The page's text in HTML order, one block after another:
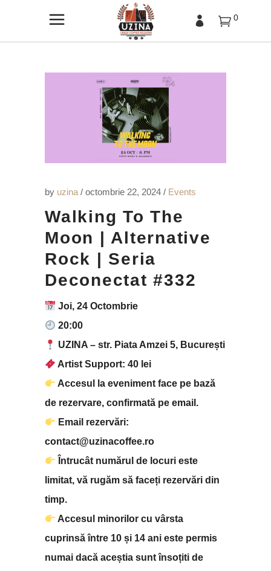
0
by uzina octombrie 22, 2024 Events
Walking To The
Moon | Alternative
Rock | Seria
Deconectat #332
Joi, 24 Octombrie
20:00
UZINA – str. Piata Amzei 5, București
Artist Support: 40 lei
Accesul la eveniment face pe bază
de rezervare, confirmată pe email.
Email rezervări:
contact@uzinacoffee.ro
Întrucât numărul de locuri este
limitat, vă rugăm să faceți rezervări din
timp.
Accesul minorilor cu vârsta
cuprinsă între 10 și 14 ani este permis
numai dacă aceștia sunt însoțiti de